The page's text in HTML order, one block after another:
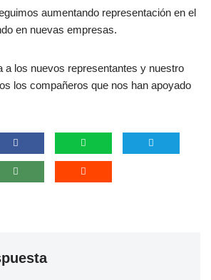
aumentando representación en el
en nuevas empresas.
a los nuevos representantes y nuestro
los compañeros que nos han apoyado